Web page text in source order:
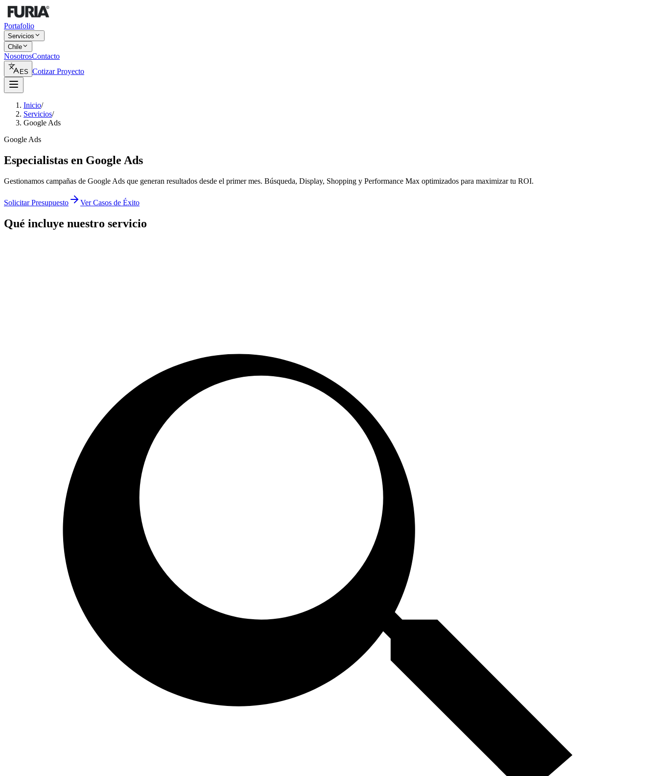
Portafolio
Servicios
Chile
NosotrosContacto
ES Cotizar Proyecto
Inicio/
Servicios/
Google Ads
Google Ads
Especialistas en Google Ads
Gestionamos campañas de Google Ads que generan resultados desde el primer mes. Búsqueda, Display, Shopping y Performance Max optimizados para maximizar tu ROI.
Solicitar Presupuesto Ver Casos de Éxito
Qué incluye nuestro servicio